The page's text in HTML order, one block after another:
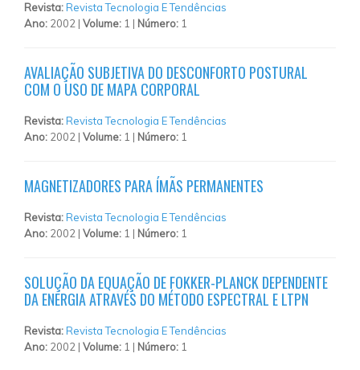
Revista:Revista Tecnologia E Tendências
Ano: 2002 | Volume: 1 | Número: 1
AVALIAÇÃO SUBJETIVA DO DESCONFORTO POSTURAL
COM O USO DE MAPA CORPORAL
Revista:Revista Tecnologia E Tendências
Ano: 2002 | Volume: 1 | Número: 1
MAGNETIZADORES PARA ÍMÃS PERMANENTES
Revista:Revista Tecnologia E Tendências
Ano: 2002 | Volume: 1 | Número: 1
SOLUÇÃO DA EQUAÇÃO DE FOKKER-PLANCK DEPENDENTE
DA ENERGIA ATRAVÉS DO MÉTODO ESPECTRAL E LTPN
Revista:Revista Tecnologia E Tendências
Ano: 2002 | Volume: 1 | Número: 1